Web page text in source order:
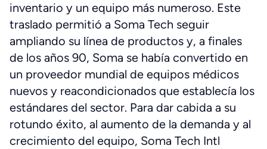
inventario y un equipo más numeroso. Este
traslado permitió a Soma Tech seguir
ampliando su línea de productos y, a finales
de los años 90, Soma se había convertido en
un proveedor mundial de equipos médicos
nuevos y reacondicionados que establecía los
estándares del sector. Para dar cabida a su
rotundo éxito, al aumento de la demanda y al
crecimiento del equipo, Soma Tech Intl